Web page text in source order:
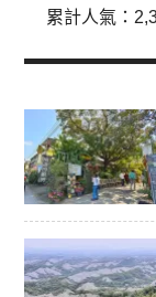
累計人氣：